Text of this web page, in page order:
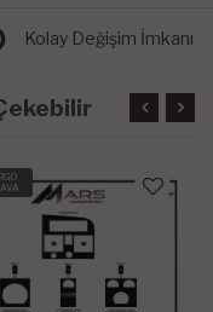
Kolay Değişim İmkanı